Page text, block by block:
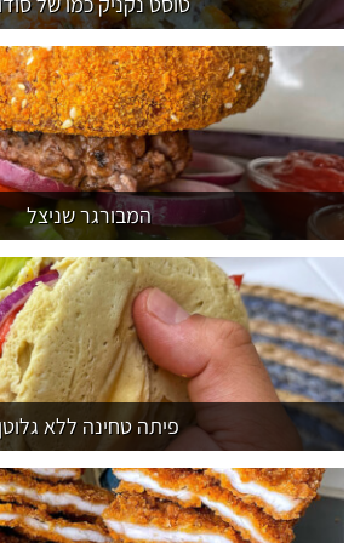
המבורגר שניצל
פיתה טחינה ללא